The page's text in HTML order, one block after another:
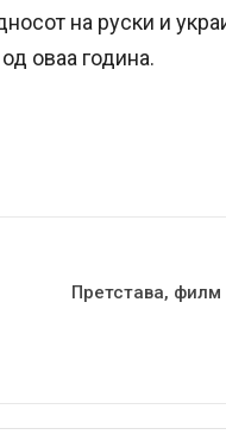
на руски и
оваа година.
Претстава, филм